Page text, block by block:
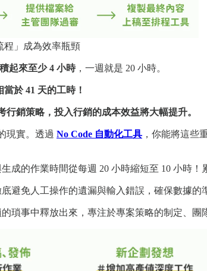
程」成為效率瓶頸
起來至少 4 小時，一週就是 20 小時。
於 41 天的工時！
銷策略，投入行銷的成本效益將大幅提升。
現實。透過 No Code 自動化工具 ，你能將這些
生成的作業時間從每週 20 小時縮短至 10 小時
底避免人工操作的遺漏與輸入錯誤，確保數據的
瑣事中釋放出來，專注於專案策略的制定、團